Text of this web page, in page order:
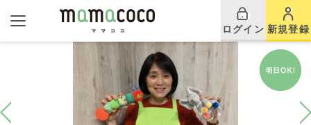
ログイン 新規登録